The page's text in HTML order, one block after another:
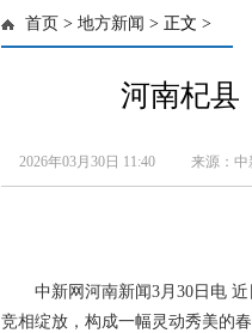
首页 > 地方新闻 > 正文 >
河南杞县
2026年03月30日 11:40 来源：中
中新网河南新闻3月30日电 近
竞相绽放，构成一幅灵动秀美的